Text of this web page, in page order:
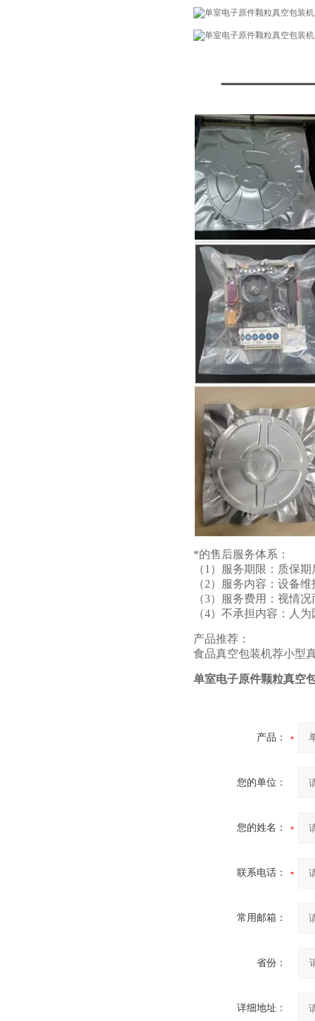
*的售后服务体系：
（1）服务期限：质保
（2）服务内容：设备
（3）服务费用：视情况
（4）不承担内容：人
产品推荐：
食品真空包装机荐小型
单室电子原件颗粒真空
产品：
您的单位：
您的姓名：
联系电话：
常用邮箱：
省份：
详细地址：